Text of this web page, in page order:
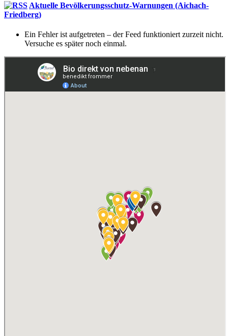
Aktuelle Bevölkerungsschutz-Warnungen (Aichach-
Friedberg)
Ein Fehler ist aufgetreten – der Feed funktioniert zurzeit nicht.
Versuche es später noch einmal.